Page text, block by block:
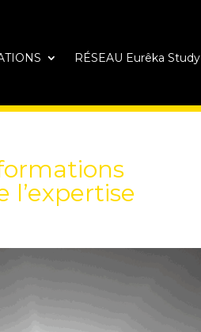
RÉSEAU Eurêka Study